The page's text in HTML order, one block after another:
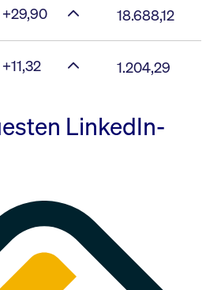
+29,90 18.688,12
+11,32 1.204,29
LinkedIn-